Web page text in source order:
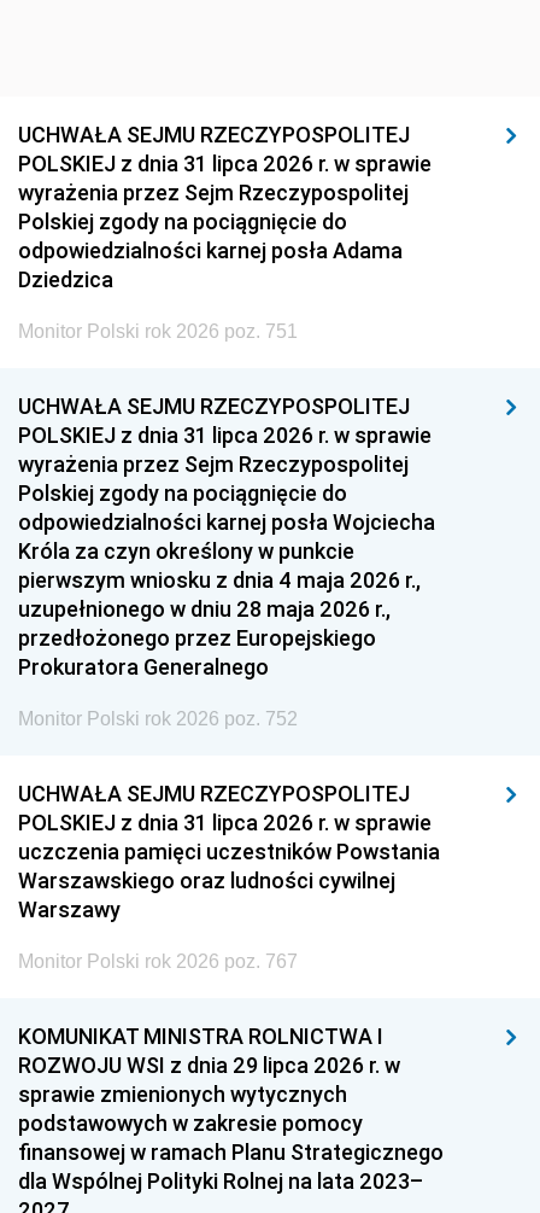
UCHWAŁA SEJMU RZECZYPOSPOLITEJ
POLSKIEJ z dnia 31 lipca 2026 r. w sprawie
wyrażenia przez Sejm Rzeczypospolitej
Polskiej zgody na pociągnięcie do
odpowiedzialności karnej posła Adama
Dziedzica
Monitor Polski rok 2026 poz. 751
UCHWAŁA SEJMU RZECZYPOSPOLITEJ
POLSKIEJ z dnia 31 lipca 2026 r. w sprawie
wyrażenia przez Sejm Rzeczypospolitej
Polskiej zgody na pociągnięcie do
odpowiedzialności karnej posła Wojciecha
Króla za czyn określony w punkcie
pierwszym wniosku z dnia 4 maja 2026 r.,
uzupełnionego w dniu 28 maja 2026 r.,
przedłożonego przez Europejskiego
Prokuratora Generalnego
Monitor Polski rok 2026 poz. 752
UCHWAŁA SEJMU RZECZYPOSPOLITEJ
POLSKIEJ z dnia 31 lipca 2026 r. w sprawie
uczczenia pamięci uczestników Powstania
Warszawskiego oraz ludności cywilnej
Warszawy
Monitor Polski rok 2026 poz. 767
KOMUNIKAT MINISTRA ROLNICTWA I
ROZWOJU WSI z dnia 29 lipca 2026 r. w
sprawie zmienionych wytycznych
podstawowych w zakresie pomocy
finansowej w ramach Planu Strategicznego
dla Wspólnej Polityki Rolnej na lata 2023–